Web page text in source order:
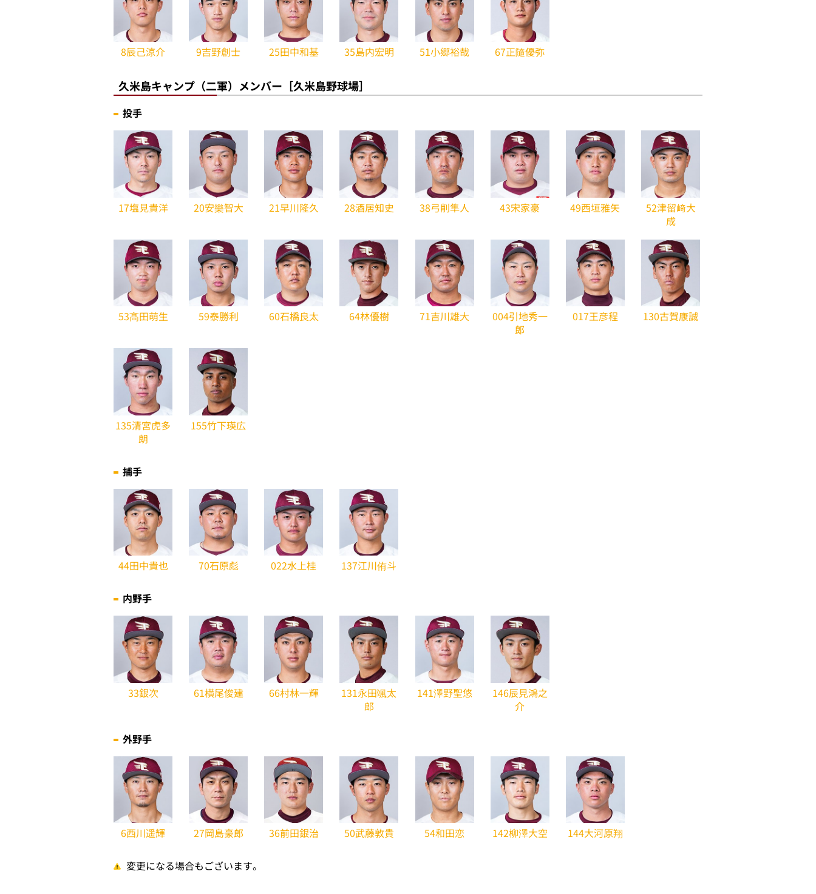
8辰己涼介 9吉野創士 25田中和基 35島内宏明 51小郷裕哉 67正隨優弥
久米島キャンプ（二軍）メンバー［久米島野球場］
投手
17塩見貴洋 20安樂智大 21早川隆久 28酒居知史 38弓削隼人 43宋家豪 49西垣雅矢
52津留﨑大
成
53髙田萌生 59泰勝利 60石橋良太 64林優樹 71吉川雄大
004引地秀一
郎
017王彦程 130古賀康誠
135清宮虎多
朗
155竹下瑛広
捕手
44田中貴也 70石原彪 022水上桂 137江川侑斗
内野手
33銀次 61横尾俊建 66村林一輝
131永田颯太
郎
141澤野聖悠
146辰見鴻之
介
外野手
6西川遥輝 27岡島豪郎 36前田銀治 50武藤敦貴 54和田恋 142柳澤大空 144大河原翔
変更になる場合もございます。